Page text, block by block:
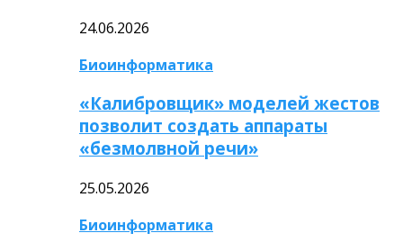
24.06.2026
Биоинформатика
«Калибровщик» моделей жестов
позволит создать аппараты
«безмолвной речи»
25.05.2026
Биоинформатика